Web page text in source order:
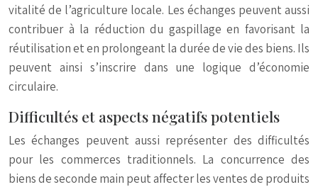
vitalité de l’agriculture locale. Les échanges peuvent aussi
contribuer à la réduction du gaspillage en favorisant la
réutilisation et en prolongeant la durée de vie des biens. Ils
peuvent ainsi s’inscrire dans une logique d’économie
circulaire.
Difficultés et aspects négatifs potentiels
Les échanges peuvent aussi représenter des difficultés
pour les commerces traditionnels. La concurrence des
biens de seconde main peut affecter les ventes de produits